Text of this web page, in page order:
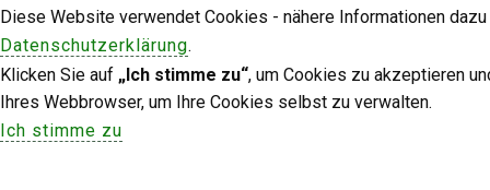
Diese Website verwendet Cookies - nähere Informationen
Datenschutzerklärung.
Klicken Sie auf „Ich stimme zu“, um Cookies zu akzeptieren
Ihres Webbrowser, um Ihre Cookies selbst zu verwalten.
Ich stimme zu